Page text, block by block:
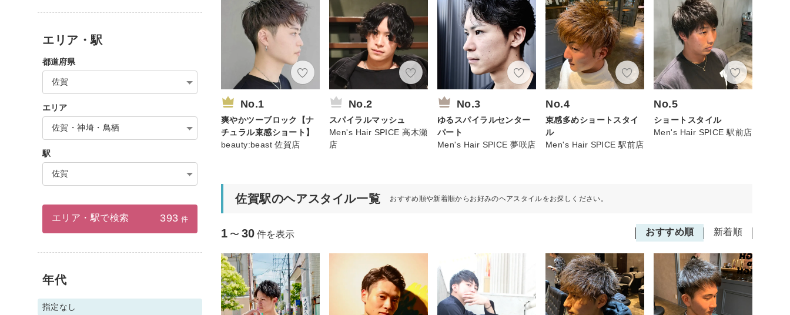
No.1
爽やかツーブロック【ナ
チュラル束感ショート】
beauty:beast 佐賀店
No.2
スパイラルマッシュ
Men's Hair SPICE 高木瀬
店
No.3
ゆるスパイラルセンター
パート
Men's Hair SPICE 夢咲店
No.4
束感多めショートスタイ
ル
Men's Hair SPICE 駅前店
No.5
ショートスタイル
Men's Hair SPICE 駅前店
佐賀駅のヘアスタイル一覧 おすすめ順や新着順からお好みのヘアスタイルをお探しください。
おすすめ順 新着順
1 〜 30 件を表示
エリア・駅
都道府県
佐賀
エリア
佐賀・神埼・鳥栖
駅
佐賀
エリア・駅で検索 393 件
年代
指定なし